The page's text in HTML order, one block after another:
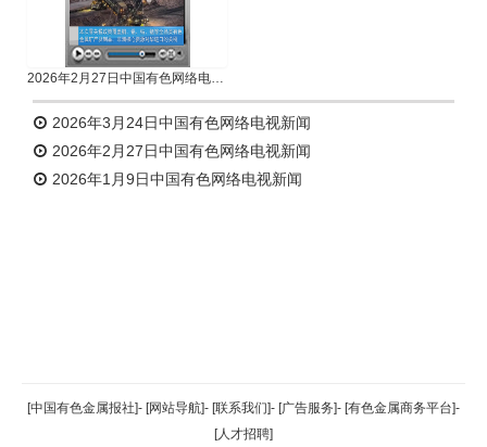
2026年2月27日中国有色网络电视新闻
2026年3月24日中国有色网络电视新闻
2026年2月27日中国有色网络电视新闻
2026年1月9日中国有色网络电视新闻
返回顶部
[中国有色金属报社]- [网站导航]- [联系我们]- [广告服务]- [有色金属商务平台]-
[人才招聘]